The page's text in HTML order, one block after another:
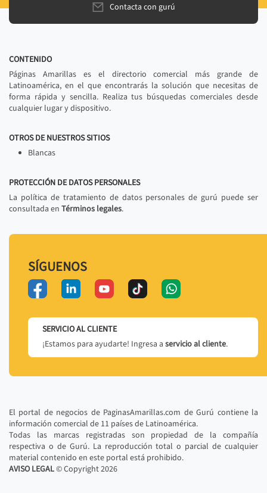
Contacta con gurú
CONTENIDO
Páginas Amarillas es el directorio comercial más grande de
Latinoamérica, en el que encontrarás la solución que necesitas de
forma rápida y sencilla. Realiza tus búsquedas comerciales desde
cualquier lugar y dispositivo.
OTROS DE NUESTROS SITIOS
Blancas
PROTECCIÓN DE DATOS PERSONALES
La política de tratamiento de datos personales de gurú puede ser
consultada en Términos legales.
SÍGUENOS
SERVICIO AL CLIENTE
¡Estamos para ayudarte! Ingresa a servicio al cliente.
El portal de negocios de PaginasAmarillas.com de Gurú contiene la
información comercial de 11 países de Latinoamérica.
Todas las marcas registradas son propiedad de la compañía
respectiva o de Gurú. La reproducción total o parcial de cualquier
material contenido en este portal está prohibido.
AVISO LEGAL© Copyright2026